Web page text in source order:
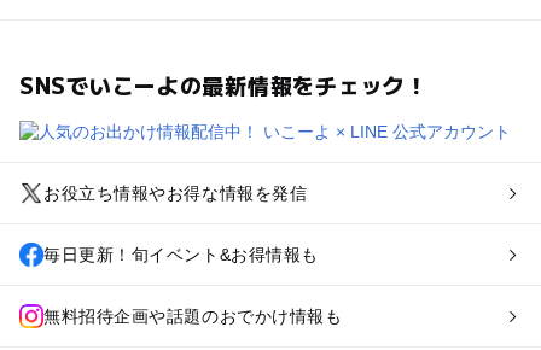
SNSでいこーよの最新情報をチェック！
お役立ち情報やお得な情報を発信
毎日更新！旬イベント&お得情報も
無料招待企画や話題のおでかけ情報も